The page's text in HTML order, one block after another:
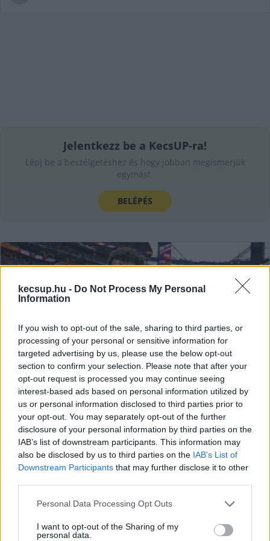
kecsup.hu - Do Not Process My Personal
Information
If you wish to opt-out of the sale, sharing to third parties, or
processing of your personal or sensitive information for
targeted advertising by us, please use the below opt-out
section to confirm your selection. Please note that after your
opt-out request is processed you may continue seeing
interest-based ads based on personal information utilized by
us or personal information disclosed to third parties prior to
your opt-out. You may separately opt-out of the further
disclosure of your personal information by third parties on the
IAB’s list of downstream participants. This information may
also be disclosed by us to third parties on the IAB’s List of
Downstream Participants that may further disclose it to other
Please note that this website/app uses one or more Google
not limited to your visit or usage behaviour. You may click to
grant or deny consent to Google and its third-party tags to
Personal Data Processing Opt Outs
I want to opt-out of the Sharing of my
personal data.
Jelentkezz be a KecsUP-ra!
Lépj be a beszélgetéshez és hogy jobban megismerjük
egymást.
BELÉPÉS
Történelmet írtak: a vb egyenes
kieséses szakaszába jutott a Zöld-
foki Köztársaság
Ilyen kis ország még sosem jutott tovább a csoportjából;
az Afrika nyugati partjainál fekvő szigetországban bő 500
ezren élnek.
Lapszemle 2026. 06. 27.